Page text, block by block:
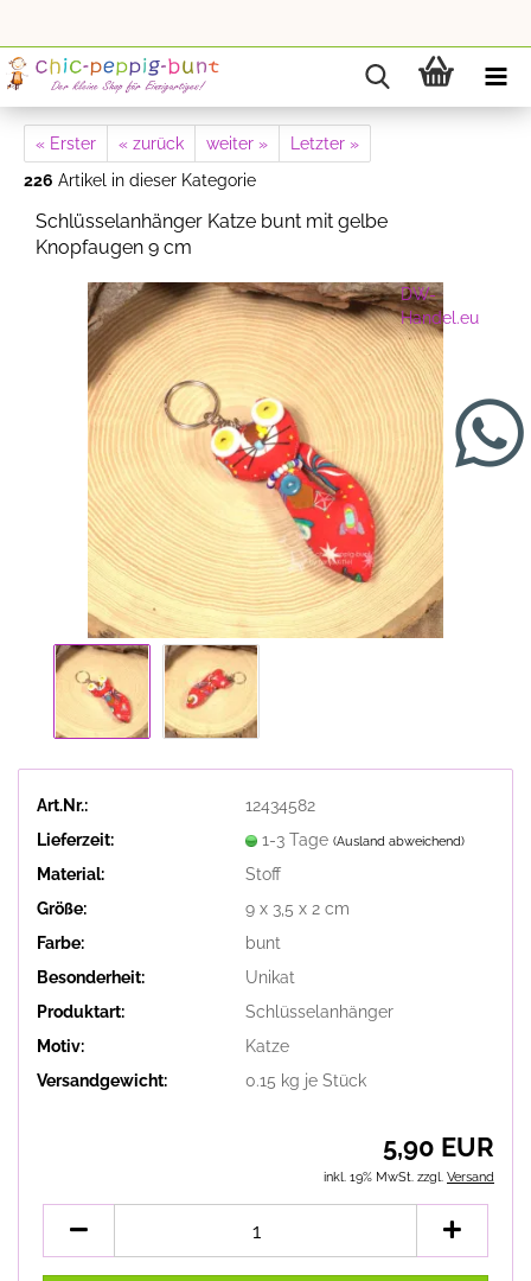
« Erster « zurück weiter »
Letzter »
226 Artikel in dieser Kategorie
Schlüsselanhänger Katze bunt mit gelbe
Knopfaugen 9 cm
DW-
Handel.eu
Art.Nr.:
12434582
Lieferzeit:
1-3 Tage (Ausland abweichend)
Material:
Stoff
Größe:
9 x 3,5 x 2 cm
Farbe:
bunt
Besonderheit:
Unikat
Produktart:
Schlüsselanhänger
Motiv:
Katze
Versandgewicht:
0.15 kg je Stück
5,90 EUR
inkl. 19% MwSt. zzgl. Versand